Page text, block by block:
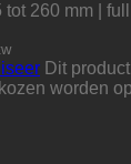
tot 260 mm |
Dit
worden